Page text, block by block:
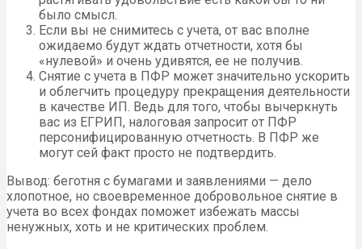
было смысл.
Если вы не снимитесь с учета, от вас вполне
ожидаемо будут ждать отчетности, хотя бы
«нулевой» и очень удивятся, ее не получив.
Снятие с учета в ПФР может значительно ускорить
и облегчить процедуру прекращения деятельности
в качестве ИП. Ведь для того, чтобы вычеркнуть
вас из ЕГРИП, налоговая запросит от ПФР
персонифицированную отчетность. В ПФР же
могут сей факт просто не подтвердить.
Вывод: беготня с бумагами и заявлениями — дело
хлопотное, но своевременное добровольное снятие в
учета во всех фондах поможет избежать массы
ненужных, хоть и не критических проблем.